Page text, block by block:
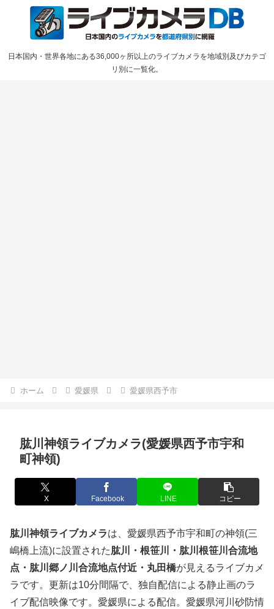
日本国内・世界各地にある36,000ヶ所以上のライブカメラを地域別及びカテゴ
リ別に一覧化。
ホーム 愛媛県 愛媛県西予市
肱川神領ライブカメラ(愛媛県西予市宇和
町神領)
X Facebook LINE コピー
肱川神領ライブカメラは、愛媛県西予市宇和町の神領(三
嶋橋上流)に設置された肱川・根笹川・肱川根笹川合流地
点・肱川郷ノ川合流地点付近・丸田橋が見えるライブカメ
ラです。更新は10分間隔で、独自配信による静止画のラ
イブ配信映像です。愛媛県による配信。愛媛県河川砂防情